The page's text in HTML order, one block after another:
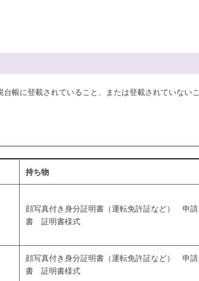
帳に登載されていること、または登載されていないこ
持ち物
顔写真付き身分証明書（運転免許証など） 申請
書 証明書様式
顔写真付き身分証明書（運転免許証など） 申請
書 証明書様式